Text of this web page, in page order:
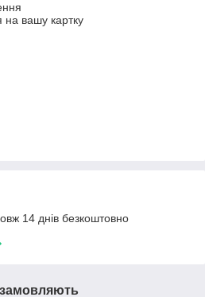
на вашу картку
14 днів безкоштовно